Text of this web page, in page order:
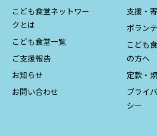
こども食堂ネットワー
クとは
こども食堂一覧
ご支援報告
お知らせ
お問い合わせ
支援・
ボラン
こども
の方へ
定款・
プライ
シー